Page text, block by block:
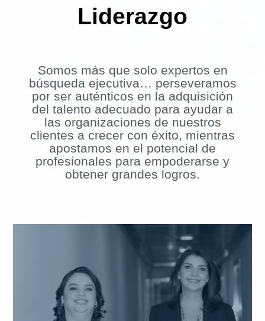
Liderazgo
Somos más que solo expertos en
búsqueda ejecutiva… perseveramos
por ser auténticos en la adquisición
del talento adecuado para ayudar a
las organizaciones de nuestros
clientes a crecer con éxito, mientras
apostamos en el potencial de
profesionales para empoderarse y
obtener grandes logros.